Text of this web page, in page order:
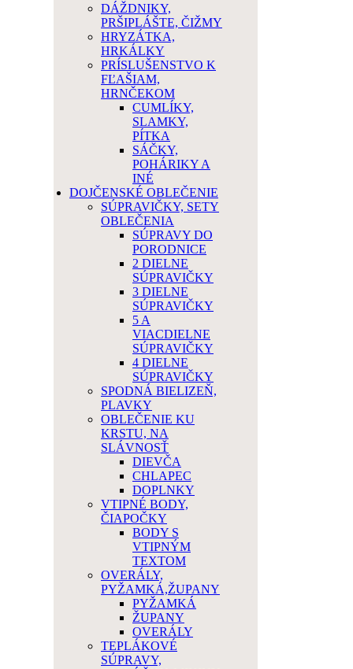
DÁŽDNIKY,
PRŠIPLÁŠTE, ČIŽMY
HRYZÁTKA,
HRKÁLKY
PRÍSLUŠENSTVO K
FĽAŠIAM,
HRNČEKOM
CUMLÍKY,
SLAMKY,
PÍTKA
SÁČKY,
POHÁRIKY A
INÉ
DOJČENSKÉ OBLEČENIE
SÚPRAVIČKY, SETY
OBLEČENIA
SÚPRAVY DO
PORODNICE
2 DIELNE
SÚPRAVIČKY
3 DIELNE
SÚPRAVIČKY
5 A
VIACDIELNE
SÚPRAVIČKY
4 DIELNE
SÚPRAVIČKY
SPODNÁ BIELIZEŇ,
PLAVKY
OBLEČENIE KU
KRSTU, NA
SLÁVNOSŤ
DIEVČA
CHLAPEC
DOPLNKY
VTIPNÉ BODY,
ČIAPOČKY
BODY S
VTIPNÝM
TEXTOM
OVERÁLY,
PYŽAMKÁ,ŽUPANY
PYŽAMKÁ
ŽUPANY
OVERÁLY
TEPLÁKOVÉ
SÚPRAVY,